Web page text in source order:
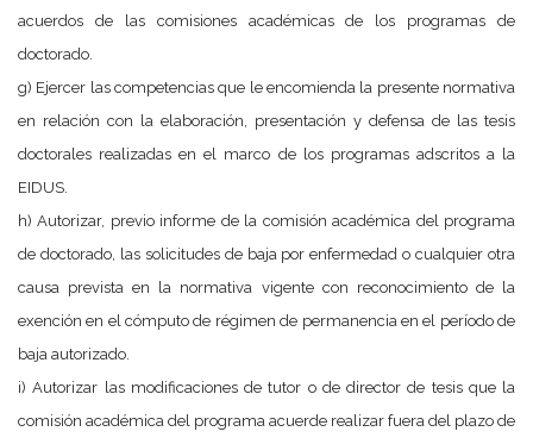
acuerdos de las comisiones académicas de los programas de
doctorado.
g) Ejercer las competencias que le encomienda la presente normativa
en relación con la elaboración, presentación y defensa de las tesis
doctorales realizadas en el marco de los programas adscritos a la
EIDUS.
h) Autorizar, previo informe de la comisión académica del programa
de doctorado, las solicitudes de baja por enfermedad o cualquier otra
causa prevista en la normativa vigente con reconocimiento de la
exención en el cómputo de régimen de permanencia en el período de
baja autorizado.
i) Autorizar las modificaciones de tutor o de director de tesis que la
comisión académica del programa acuerde realizar fuera del plazo de